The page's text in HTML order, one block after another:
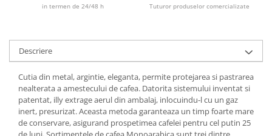
in termen de 24/48 h Tuturor produselor comercializate
Descriere
Cutia din metal, argintie, eleganta, permite protejarea si pastrarea
nealterata a amestecului de cafea. Datorita sistemului inventat si
patentat, illy extrage aerul din ambalaj, inlocuindu-l cu un gaz
inert, presurizat. Aceasta metoda garanteaza un timp foarte mare
de conservare, asigurand prospetimea cafelei pentru cel putin 25